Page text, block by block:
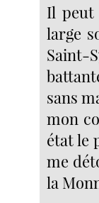
Il peut
large
Saint-
sans
mon
état le
me
la